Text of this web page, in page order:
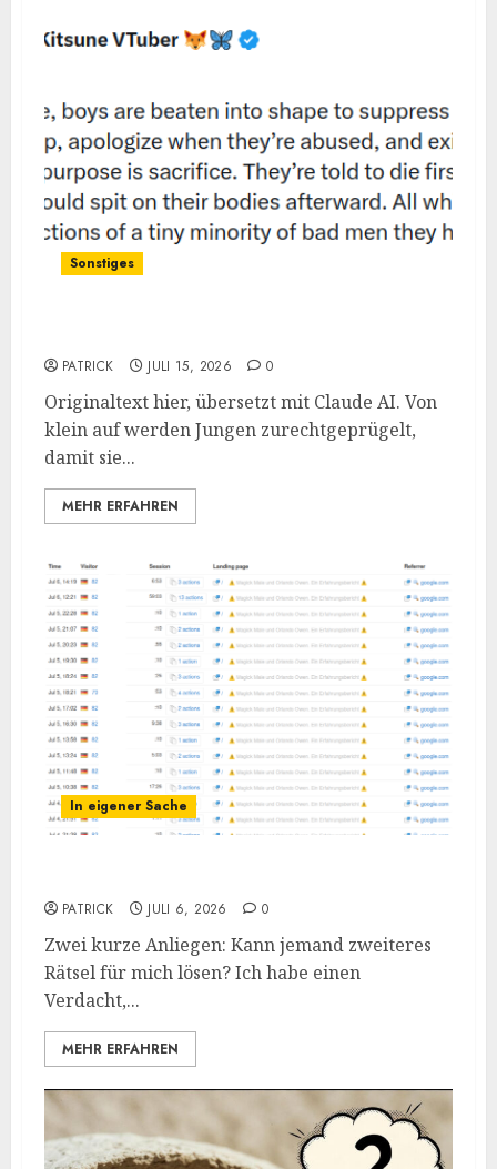
Diskussion über Borderline
MAI 27, 2026 9
Sonstiges
PATRICK JULI 15, 2026 0
Originaltext hier, übersetzt mit Claude AI. Von
klein auf werden Jungen zurechtgeprügelt,
damit sie...
MEHR ERFAHREN
In eigener Sache
PATRICK JULI 6, 2026 0
Zwei kurze Anliegen: Kann jemand zweiteres
Rätsel für mich lösen? Ich habe einen
Verdacht,...
MEHR ERFAHREN